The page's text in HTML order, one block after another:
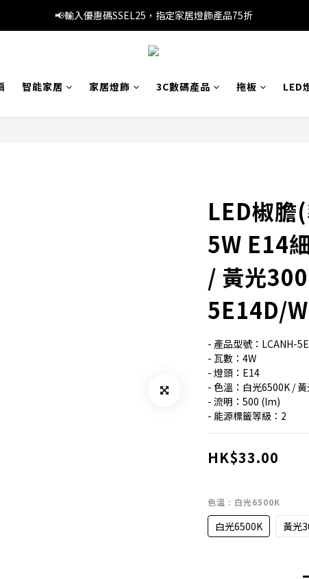
📢暑假優惠，輸入優惠碼SS3C30，精選旅行產品1件8折，3件7折
📢輸入優惠碼SSEL25，指定家居燈飾產品75折
🚚滿 HK$249 本地免運費
智能家居 家居燈飾 3C數碼產品 拖板 LED
LED椒膽
5W E14
/ 黃光
5E14D/W
- 產品型號：LCANH-
- 瓦數：4W
- 燈頭：E14
- 色溫：白光6500K /
- 流明：500 (lm)
- 能源標籤等級：2
HK$33.00
色溫 : 白光6500K
白光6500K 黃光